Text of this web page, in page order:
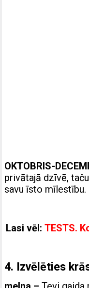
OKTOBRIS-
privātajā dzīvē,
savu īsto mīlestību.
Lasi vēl: TESTS.
4. Izvēlēties